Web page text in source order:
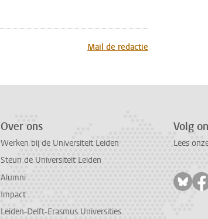
Mail de redactie
Over ons
Werken bij de Universiteit Leiden
Steun de Universiteit Leiden
Alumni
Impact
Leiden-Delft-Erasmus Universities
Volg
Lees
Volg